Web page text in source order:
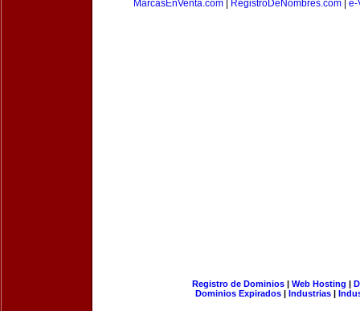
MarcasEnVenta.com
RegistroDeNombres.com e-
Registro de Dominios| Web Hosting |
Dominios Expirados | Industrias |